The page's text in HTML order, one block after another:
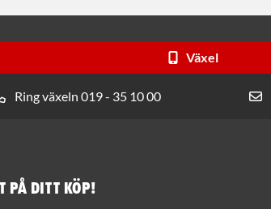
Växel
Ring växeln 019 - 35 10 00
på ditt köp!